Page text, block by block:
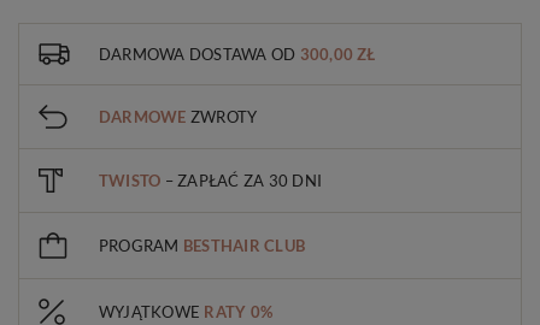
DARMOWA DOSTAWA OD 300,00 ZŁ
DARMOWE ZWROTY
TWISTO – ZAPŁAĆ ZA 30 DNI
PROGRAM BESTHAIR CLUB
WYJĄTKOWE RATY 0%